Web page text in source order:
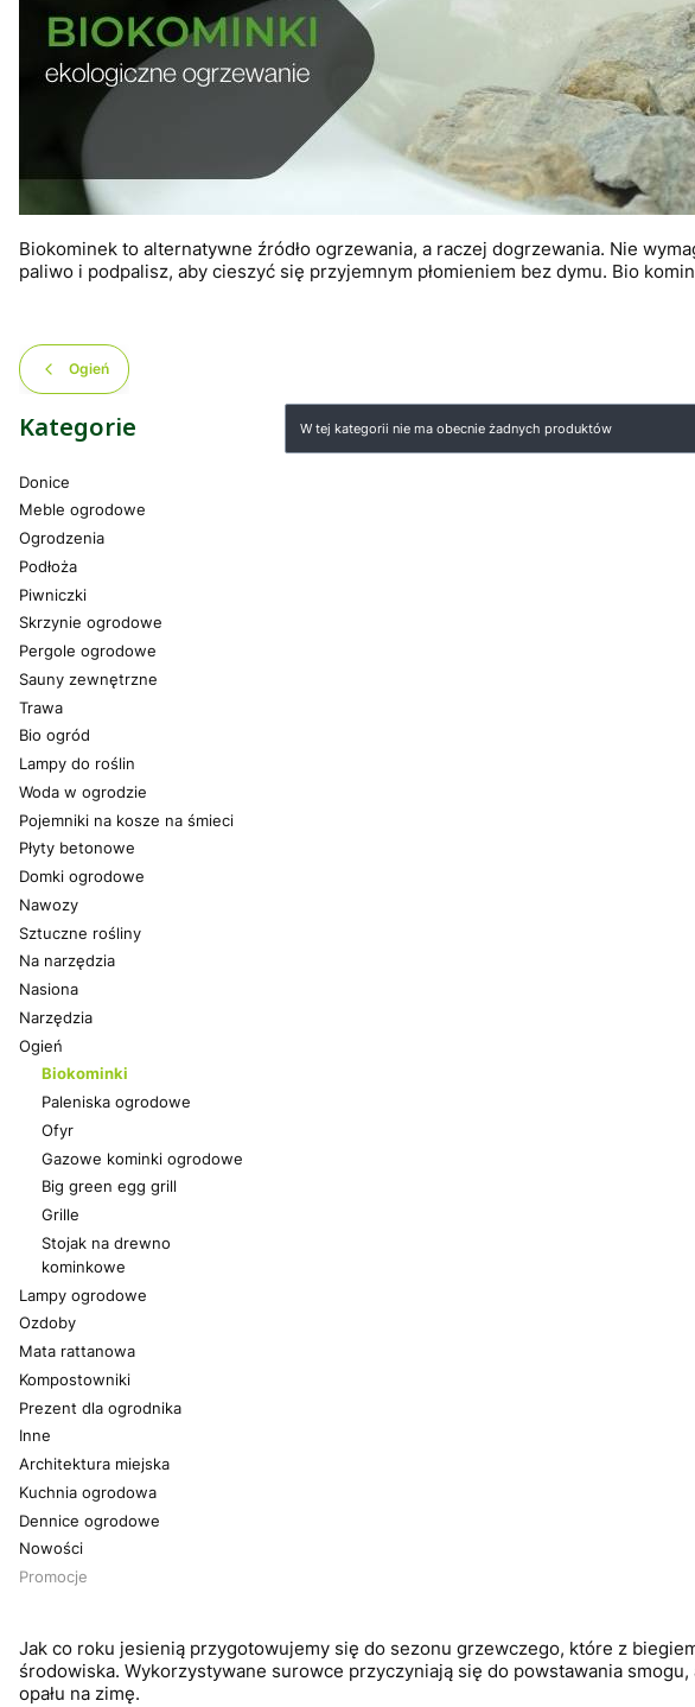
Biokominek to alternatywne źródło ogrzewania, a raczej dogrzewania. Nie
paliwo i podpalisz, aby cieszyć się przyjemnym płomieniem bez dymu. Bio
Ogień
Kategorie
Donice
Meble ogrodowe
Ogrodzenia
Podłoża
Piwniczki
Skrzynie ogrodowe
Pergole ogrodowe
Sauny zewnętrzne
Trawa
Bio ogród
Lampy do roślin
Woda w ogrodzie
Pojemniki na kosze na śmieci
Płyty betonowe
Domki ogrodowe
Nawozy
Sztuczne rośliny
Na narzędzia
Nasiona
Narzędzia
Ogień
Biokominki
Paleniska ogrodowe
Ofyr
Gazowe kominki ogrodowe
Big green egg grill
Grille
Stojak na drewno
kominkowe
Lampy ogrodowe
Ozdoby
Mata rattanowa
Kompostowniki
Prezent dla ogrodnika
Inne
Architektura miejska
Kuchnia ogrodowa
Dennice ogrodowe
Nowości
Promocje
Lista produktów
W tej kategorii nie ma obecnie żadnych produktów
Jak co roku jesienią przygotowujemy się do sezonu grzewczego, które z
środowiska. Wykorzystywane surowce przyczyniają się do powstawania
opału na zimę.